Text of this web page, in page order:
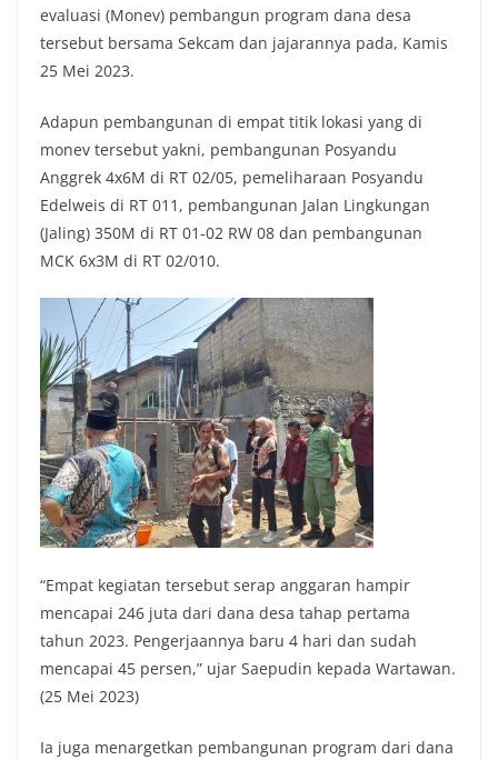
evaluasi (Monev) pembangun program dana desa
tersebut bersama Sekcam dan jajarannya pada, Kamis
25 Mei 2023.
Adapun pembangunan di empat titik lokasi yang di
monev tersebut yakni, pembangunan Posyandu
Anggrek 4x6M di RT 02/05, pemeliharaan Posyandu
Edelweis di RT 011, pembangunan Jalan Lingkungan
(Jaling) 350M di RT 01-02 RW 08 dan pembangunan
MCK 6x3M di RT 02/010.
“Empat kegiatan tersebut serap anggaran hampir
mencapai 246 juta dari dana desa tahap pertama
tahun 2023. Pengerjaannya baru 4 hari dan sudah
mencapai 45 persen,” ujar Saepudin kepada Wartawan.
(25 Mei 2023)
Ia juga menargetkan pembangunan program dari dana